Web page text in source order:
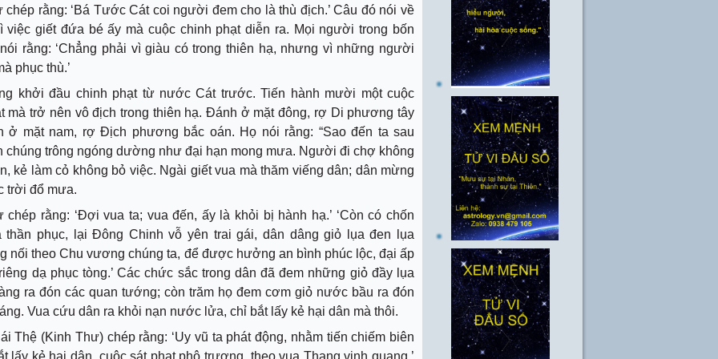
chép rằng: ‘Bá Tước Cát coi người đem cho là thù địch.’ Câu đó nói về
việc giết đứa bé ấy mà cuộc chinh phạt diễn ra. Mọi người trong bốn
rằng: ‘Chẳng phải vì giàu có trong thiên hạ, nhưng vì những người
phục thù.’
khởi đầu chinh phạt từ nước Cát trước. Tiến hành mười một cuộc
mà trở nên vô địch trong thiên hạ. Đánh ở mặt đông, rợ Di phương tây
ở mặt nam, rợ Địch phương bắc oán. Họ nói rằng: “Sao đến ta sau
chúng trông ngóng dường như đại hạn mong mưa. Người đi chợ không
kẻ làm cỏ không bỏ việc. Ngài giết vua mà thăm viếng dân; dân mừng
trời đổ mưa.
chép rằng: ‘Đợi vua ta; vua đến, ấy là khỏi bị hành hạ.’ ‘Còn có chốn
thần phục, lại Đông Chinh vỗ yên trai gái, dân dâng giỏ lụa đen lụa
nối theo Chu vương chúng ta, để được hưởng an bình phúc lộc, đại ấp
dạ phục tòng.’ Các chức sắc trong dân đã đem những giỏ đầy lụa
ra đón các quan tướng; còn trăm họ đem cơm giỏ nước bầu ra đón
Vua cứu dân ra khỏi nạn nước lửa, chỉ bắt lấy kẻ hại dân mà thôi.
Thệ (Kinh Thư) chép rằng: ‘Uy vũ ta phát động, nhằm tiến chiếm biên
lấy kẻ hại dân, cuộc sát phạt phô trương, theo vua Thang vinh quang.’